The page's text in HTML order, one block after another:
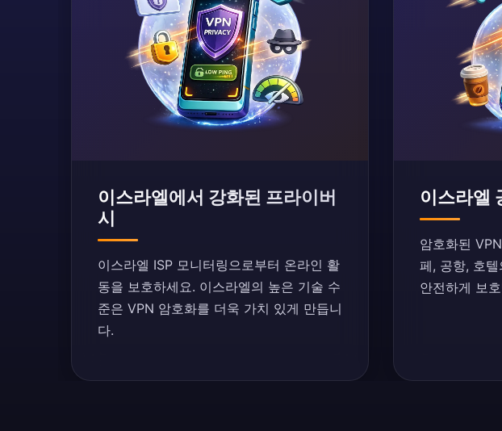
이스라엘에서 강화된 프라이버
시
이스라엘 ISP 모니터링으로부터 온라인 활
동을 보호하세요. 이스라엘의 높은 기술 수
준은 VPN 암호화를 더욱 가치 있게 만듭니
다.
이스라엘
암호화된
페, 공항, 호
안전하게 보